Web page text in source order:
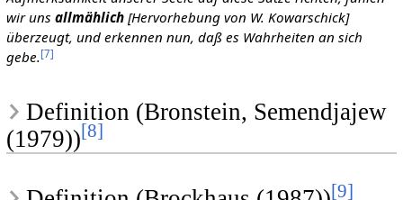
wir uns allmählich[Hervorhebung von W. Kowarschick]
überzeugt, und erkennen nun, daß es Wahrheiten an sich
gebe.[7]
Definition (Bronstein, Semendjajew
(1979))[8]
[9]